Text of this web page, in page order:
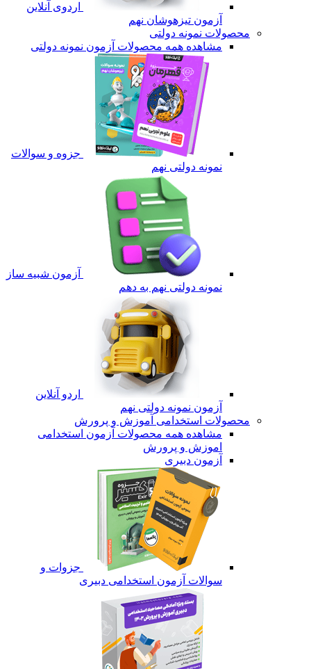
اردوی آنلاین
آزمون تیزهوشان نهم
محصولات نمونه دولتی
مشاهده همه محصولات آزمون نمونه دولتی
جزوه و سوالات
نمونه دولتی نهم
آزمون شبیه ساز
نمونه دولتی نهم به دهم
اردو آنلاین
آزمون نمونه دولتی نهم
محصولات استخدامی آموزش و پرورش
مشاهده همه محصولات آزمون استخدامی
اموزش و پرورش
آزمون دبیری
جزوات و
سوالات آزمون استخدامی دبیری